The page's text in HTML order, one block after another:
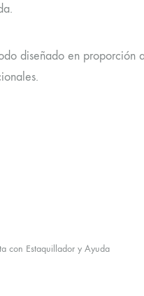
diseñado en proporción
con Estaquillador y Ayuda